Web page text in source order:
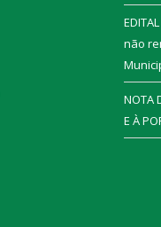
não
NOTA
E À